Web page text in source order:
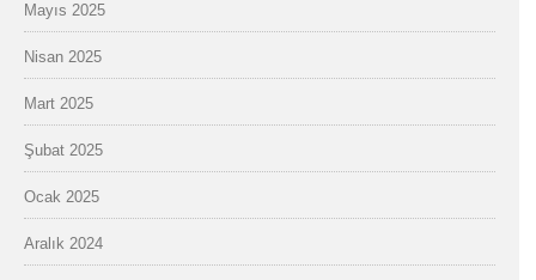
Mayıs 2025
Nisan 2025
Mart 2025
Şubat 2025
Ocak 2025
Aralık 2024